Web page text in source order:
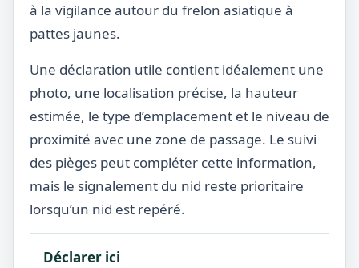
à la vigilance autour du frelon asiatique à
pattes jaunes.
Une déclaration utile contient idéalement une
photo, une localisation précise, la hauteur
estimée, le type d’emplacement et le niveau de
proximité avec une zone de passage. Le suivi
des pièges peut compléter cette information,
mais le signalement du nid reste prioritaire
lorsqu’un nid est repéré.
Déclarer ici